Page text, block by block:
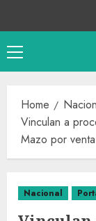
Home
Vinculan a
Mazo por
Nacional